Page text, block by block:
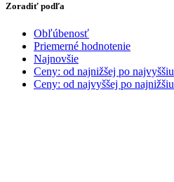
Zoradiť podľa
Obľúbenosť
Priemerné hodnotenie
Najnovšie
Ceny: od najnižšej po najvyššiu
Ceny: od najvyššej po najnižšiu